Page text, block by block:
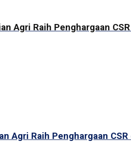
Agri Raih Penghargaan
Agri Raih Penghargaan